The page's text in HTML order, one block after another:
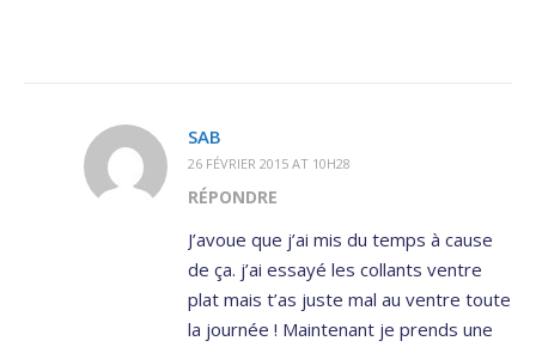
SAB
26 FÉVRIER 2015 AT 10H28
RÉPONDRE
J’avoue que j’ai mis du temps à cause
de ça. j’ai essayé les collants ventre
plat mais t’as juste mal au ventre toute
la journée ! Maintenant je prends une